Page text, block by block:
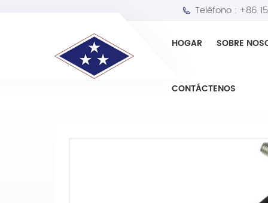
Teléfono : +86
HOGAR SOBRE
CONTÁCTENOS
HOGAR Barra estabilizadora para coche